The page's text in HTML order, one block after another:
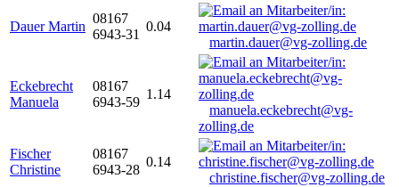
Dauer Martin
08167
6943-31
0.04
martin.dauer@vg-zolling.de
Eckebrecht
Manuela
08167
6943-59
1.14
manuela.eckebrecht@vg-
zolling.de
Fischer
Christine
08167
6943-28
0.14
christine.fischer@vg-zolling.de